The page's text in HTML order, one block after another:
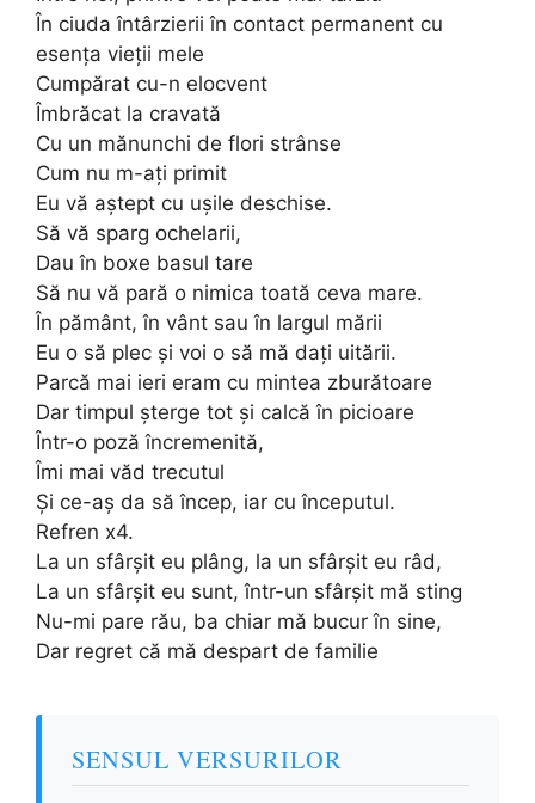
În ciuda întârzierii în contact permanent cu
esența vieții mele
Cumpărat cu-n elocvent
Îmbrăcat la cravată
Cu un mănunchi de flori strânse
Cum nu m-ați primit
Eu vă aștept cu ușile deschise.
Să vă sparg ochelarii,
Dau în boxe basul tare
Să nu vă pară o nimica toată ceva mare.
În pământ, în vânt sau în largul mării
Eu o să plec și voi o să mă dați uitării.
Parcă mai ieri eram cu mintea zburătoare
Dar timpul șterge tot și calcă în picioare
Într-o poză încremenită,
Îmi mai văd trecutul
Și ce-aș da să încep, iar cu începutul.
Refren x4.
La un sfârșit eu plâng, la un sfârșit eu râd,
La un sfârșit eu sunt, într-un sfârșit mă sting
Nu-mi pare rău, ba chiar mă bucur în sine,
Dar regret că mă despart de familie
SENSUL VERSURILOR